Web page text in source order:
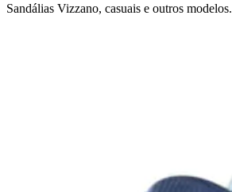
Sandálias Vizzano, casuais e outros modelos.